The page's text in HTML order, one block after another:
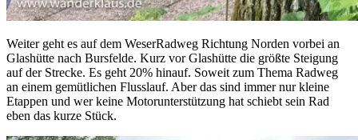
Weiter geht es auf dem WeserRadweg Richtung Norden vorbei an
Glashütte nach Bursfelde. Kurz vor Glashütte die größte Steigung
auf der Strecke. Es geht 20% hinauf. Soweit zum Thema Radweg
an einem gemütlichen Flusslauf. Aber das sind immer nur kleine
Etappen und wer keine Motorunterstützung hat schiebt sein Rad
eben das kurze Stück.